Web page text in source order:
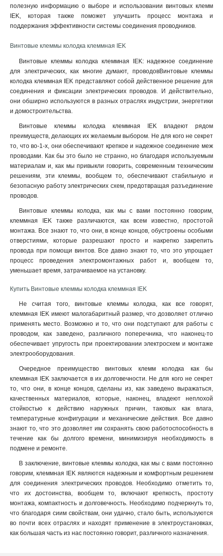
полезную информацию о выборе и использовании винтовых клемм
IEK, которая также поможет улучшить процесс монтажа и
поддержания эффективности системы соединения проводников.
Винтовые клеммы колодка клеммная IEK
Винтовые клеммы колодка клеммная IEK: надежное соединение
для электрических, как многие думают, проводовВинтовые клеммы
колодка клеммная IEK представляют собой действенное решение для
соединения и фиксации электрических проводов. И действительно,
они обширно используются в разных отраслях индустрии, энергетики
и домостроительства.
Винтовые клеммы колодка клеммная IEK владеют рядом
преимуществ, делающих их желаемым выбором. Не для кого не секрет
то, что во-1-х, они обеспечивают крепкое и надежное соединение меж
проводами. Как бы это было не странно, но благодаря используемым
материалам и, как мы привыкли говорить, современным техническим
решениям, эти клеммы, вообщем то, обеспечивают стабильную и
безопасную работу электрических схем, предотвращая разъединение
проводов.
Винтовые клеммы колодка, как мы с вами постоянно говорим,
клеммная IEK также различаются, как всем известно, простотой
монтажа. Все знают то, что они, в конце концов, обустроены особыми
отверстиями, которые разрешают просто и накрепко закрепить
провода при помощи винтов. Все давно знают то, что это упрощает
процесс проведения электромонтажных работ и, вообщем то,
уменьшает время, затрачиваемое на установку.
Купить Винтовые клеммы колодка клеммная IEK
Не считая того, винтовые клеммы колодка, как все говорят,
клеммная IEK имеют малогабаритный размер, что дозволяет отлично
применять место. Возможно и то, что они подступают для работы с
проводом, как заведено, различного поперечника, что наконец-то
обеспечивает упругость при проектировании электросхем и монтаже
электрооборудования.
Очередное преимущество винтовых клемм колодка как бы
клеммная IEK заключается в их долговечности. Не для кого не секрет
то, что они, в конце концов, сделаны из, как заведено выражаться,
качественных материалов, которые, наконец, владеют неплохой
стойкостью к действию наружных причин, таковых как влага,
температурные конфигурации и механические действия. Все давно
знают то, что это дозволяет им сохранять свою работоспособность в
течение как бы долгого времени, минимизируя необходимость в
подмене и ремонте.
В заключение, винтовые клеммы колодка, как мы с вами постоянно
говорим, клеммная IEK являются надежным и комфортным решением
для соединения электрических проводов. Необходимо отметить то,
что их достоинства, вообщем то, включают крепкость, простоту
монтажа, компактность и долговечность. Необходимо подчеркнуть то,
что благодаря сиим свойствам, они удачно, стало быть, используются
во почти всех отраслях и находят применение в электроустановках,
как большая часть из нас постоянно говорит, различного назначения.